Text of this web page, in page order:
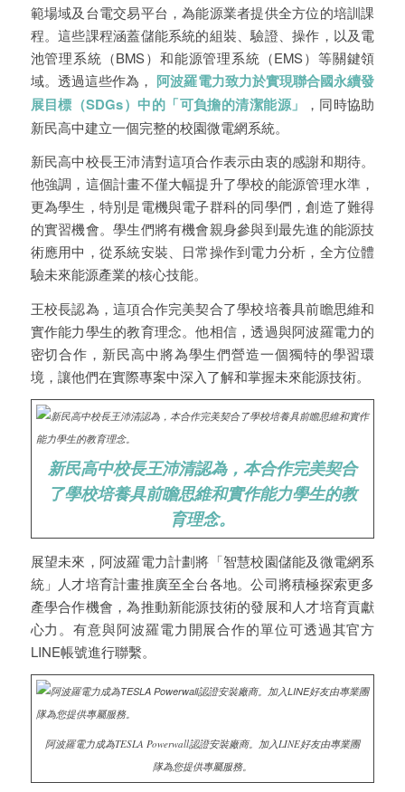
範場域及台電交易平台，為能源業者提供全方位的培訓課
程。這些課程涵蓋儲能系統的組裝、驗證、操作，以及電
池管理系統（BMS）和能源管理系統（EMS）等關鍵領
域。透過這些作為， 阿波羅電力致力於實現聯合國永續發
展目標（SDGs）中的「可負擔的清潔能源」
，同時協助
新民高中建立一個完整的校園微電網系統。
新民高中校長王沛清對這項合作表示由衷的感謝和期待。
他強調，這個計畫不僅大幅提升了學校的能源管理水準，
更為學生，特別是電機與電子群科的同學們，創造了難得
的實習機會。學生們將有機會親身參與到最先進的能源技
術應用中，從系統安裝、日常操作到電力分析，全方位體
驗未來能源產業的核心技能。
王校長認為，這項合作完美契合了學校培養具前瞻思維和
實作能力學生的教育理念。他相信，透過與阿波羅電力的
密切合作，新民高中將為學生們營造一個獨特的學習環
境，讓他們在實際專案中深入了解和掌握未來能源技術。
新民高中校長王沛清認為，本合作完美契合
了學校培養具前瞻思維和實作能力學生的教
育理念。
展望未來，阿波羅電力計劃將「智慧校園儲能及微電網系
統」人才培育計畫推廣至全台各地。公司將積極探索更多
產學合作機會，為推動新能源技術的發展和人才培育貢獻
心力。有意與阿波羅電力開展合作的單位可透過其官方
LINE帳號進行聯繫。
阿波羅電力成為TESLA Powerwall認證安裝廠商。加入LINE好友由專業團
隊為您提供專屬服務。